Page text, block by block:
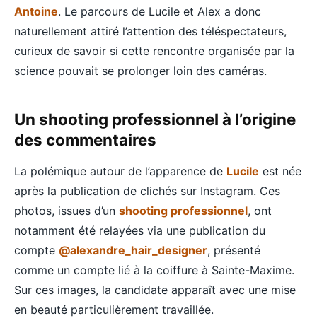
Antoine. Le parcours de Lucile et Alex a donc
naturellement attiré l’attention des téléspectateurs,
curieux de savoir si cette rencontre organisée par la
science pouvait se prolonger loin des caméras.
Un shooting professionnel à l’origine
des commentaires
La polémique autour de l’apparence de Lucile est née
après la publication de clichés sur Instagram. Ces
photos, issues d’un shooting professionnel, ont
notamment été relayées via une publication du
compte @alexandre_hair_designer, présenté
comme un compte lié à la coiffure à Sainte-Maxime.
Sur ces images, la candidate apparaît avec une mise
en beauté particulièrement travaillée.